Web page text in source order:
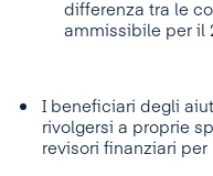
differenza tra le
ammissibile per il
I beneficiari degli
rivolgersi a proprie
revisori finanziari